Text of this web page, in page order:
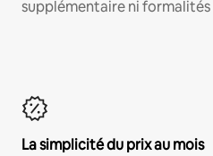
supplémentaire ni
La simplicité du prix au mois